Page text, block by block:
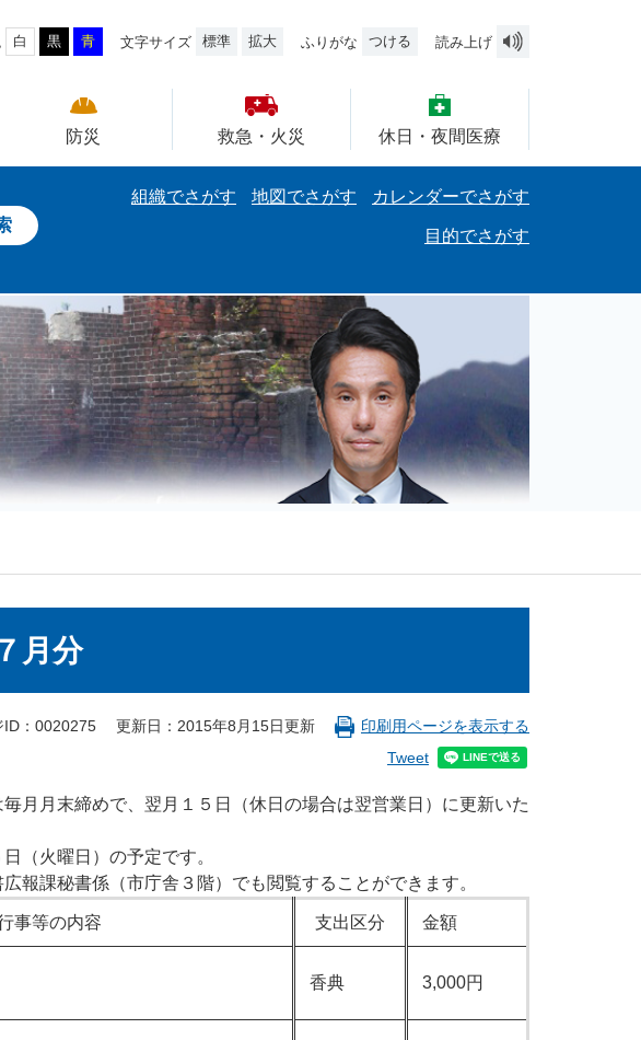
白 黒 青 文字サイズ 標準 拡大 ふりがな つける 読み上げ
防災 救急・火災 休日・夜間医療
組織でさがす 地図でさがす カレンダーでさがす
目的でさがす
月分
ID：0020275 更新日：2015年8月15日更新
印刷用ページを表示する
Tweet
月月末締めで、翌月１５日（休日の場合は翌営業日）に更新いた
（火曜日）の予定です。
報課秘書係（市庁舎３階）でも閲覧することができます。
事等の内容 支出区分 金額
香典 3,000円